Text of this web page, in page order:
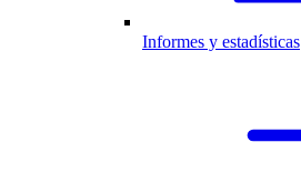
Informes y estadísticas